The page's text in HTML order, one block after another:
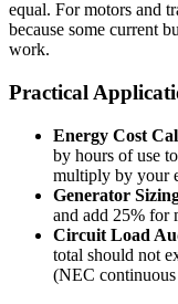
equal. For motors and
because some current
work.
Practical
Energy Cost
by hours of use
multiply by your
Generator
and add 25% for
Circuit Load
total should not
(NEC